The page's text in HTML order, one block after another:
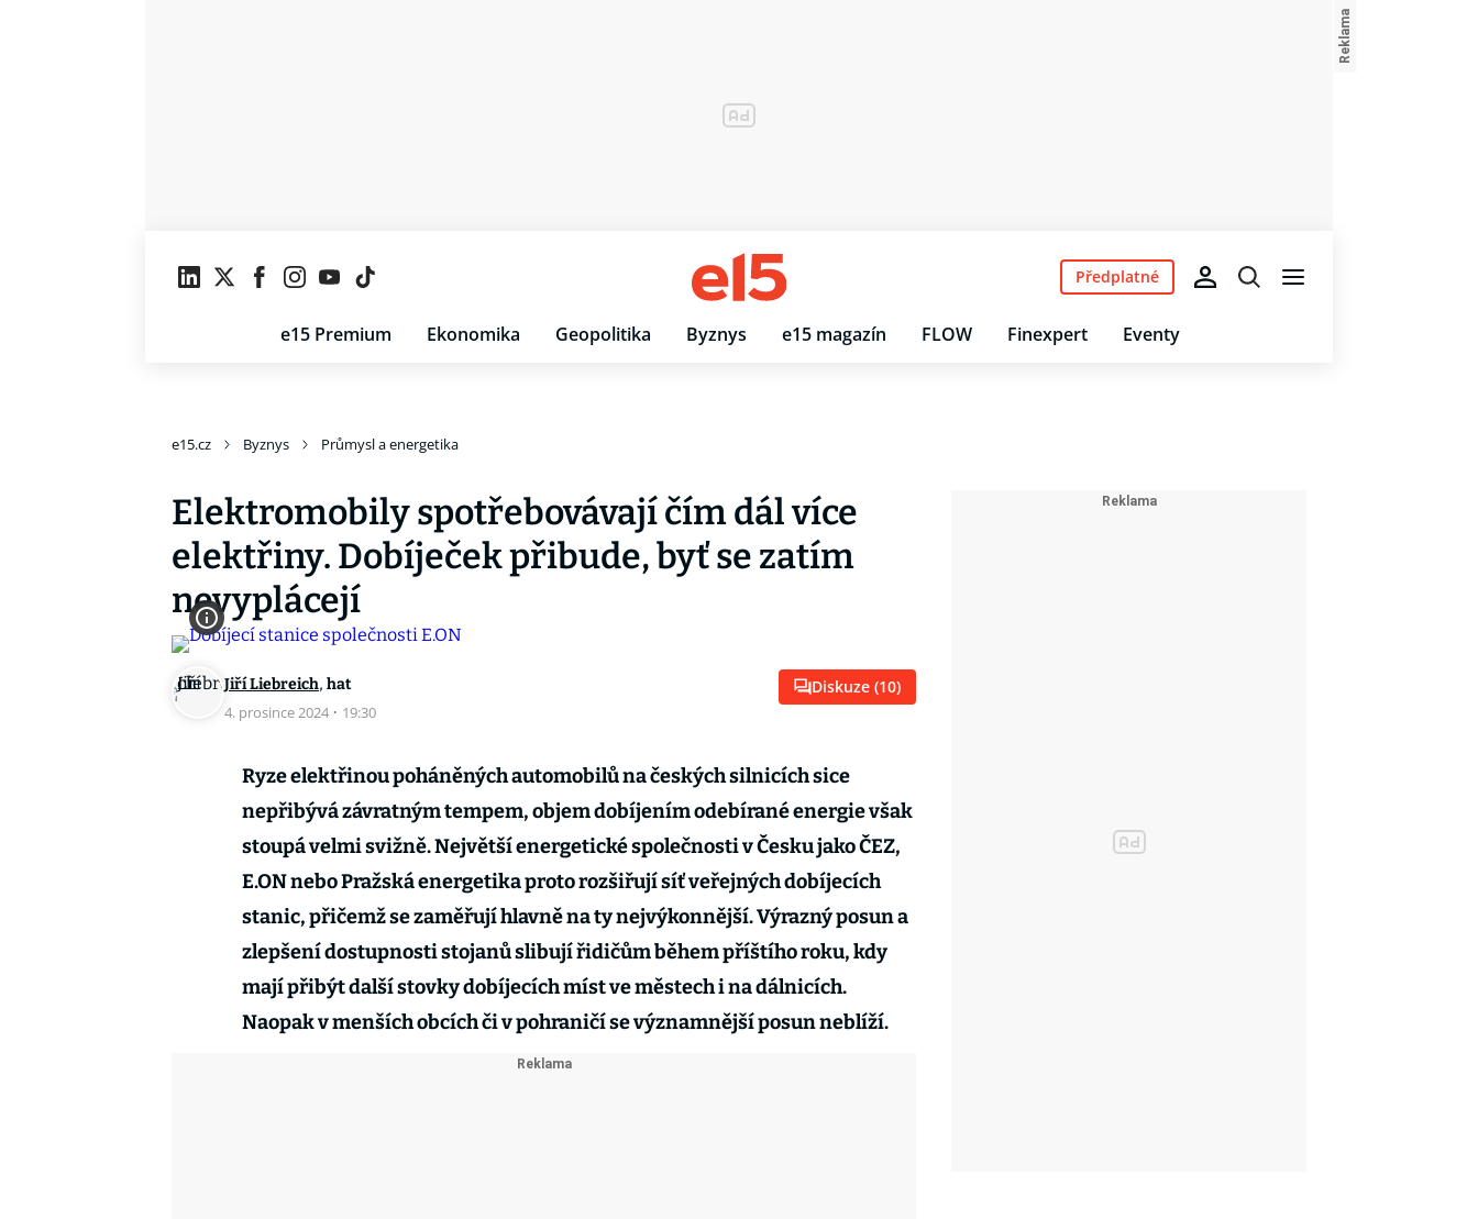
e15 Premium Ekonomika Geopolitika Byznys e15 magazín FLOW Finexpert Eventy
Předplatné
e15.cz Byznys Průmysl a energetika
Elektromobily spotřebovávají čím dál více
elektřiny. Dobíječek přibude, byť se zatím
nevyplácejí
Jiří Liebreich, hat
4. prosince 2024 · 19:30
Diskuze (10)
Ryze elektřinou poháněných automobilů na českých silnicích sice
nepřibývá závratným tempem, objem dobíjením odebírané energie však
stoupá velmi svižně. Největší energetické společnosti v Česku jako ČEZ,
E.ON nebo Pražská energetika proto rozšiřují síť veřejných dobíjecích
stanic, přičemž se zaměřují hlavně na ty nejvýkonnější. Výrazný posun a
zlepšení dostupnosti stojanů slibují řidičům během příštího roku, kdy
mají přibýt další stovky dobíjecích míst ve městech i na dálnicích.
Naopak v menších obcích či v pohraničí se významnější posun neblíží.